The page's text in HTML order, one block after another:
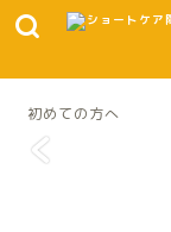
初めての方へ